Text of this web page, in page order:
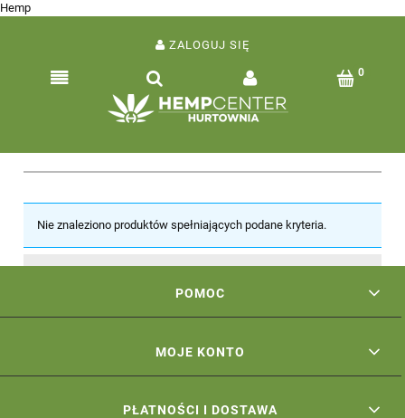
Hemp
ZALOGUJ SIĘ
Nie znaleziono produktów spełniających podane kryteria.
POMOC
MOJE KONTO
PŁATNOŚCI I DOSTAWA